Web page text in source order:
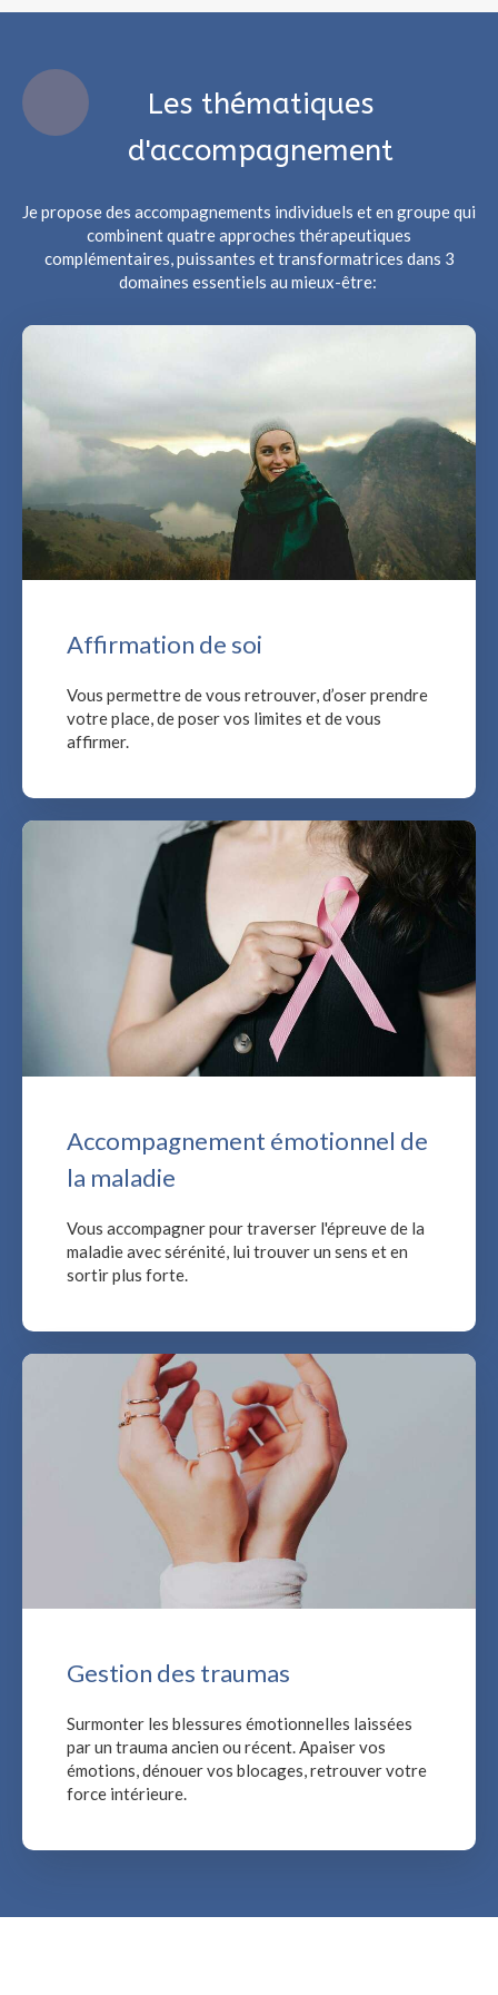
Les thématiques
d'accompagnement
Je propose des accompagnements individuels et en groupe qui
combinent quatre approches thérapeutiques
complémentaires, puissantes et transformatrices dans 3
domaines essentiels au mieux-être:
Affirmation de soi
Vous permettre de vous retrouver, d’oser prendre
votre place, de poser vos limites et de vous
affirmer.
Accompagnement émotionnel de
la maladie
Vous accompagner pour traverser l'épreuve de la
maladie avec sérénité, lui trouver un sens et en
sortir plus forte.
Gestion des traumas
Surmonter les blessures émotionnelles laissées
par un trauma ancien ou récent. Apaiser vos
émotions, dénouer vos blocages, retrouver votre
force intérieure.